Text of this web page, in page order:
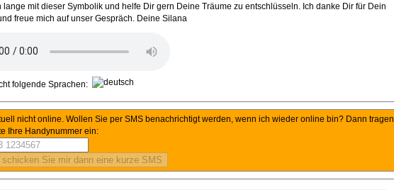
lange mit dieser Symbolik und helfe Dir gern Deine Träume zu entschlüsseln. Ich danke Dir für Dein
freue mich auf unser Gespräch. Deine Silana
folgende Sprachen:
nicht online. Wollen Sie per SMS benachrichtigt werden, wenn ich wieder online bin? Dann tragen
Ihre Handynummer ein: